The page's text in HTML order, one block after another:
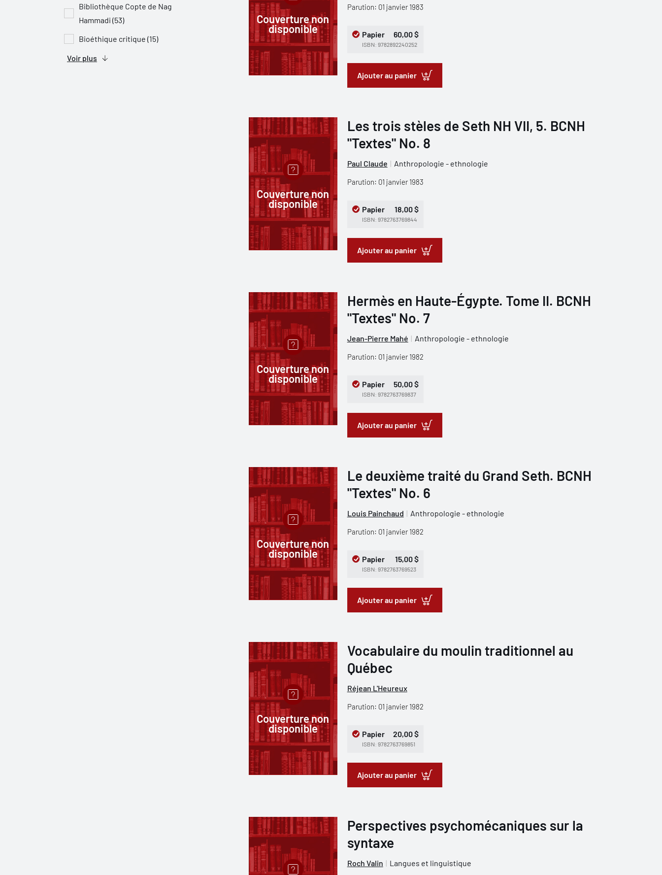
Bibliothèque Copte de Nag
Hammadi (53)
Bioéthique critique (15)
Voir plus
Couverture non
disponible
Parution: 01 janvier 1983
Papier 60,00 $
ISBN: 9782892240252
Ajouter au panier
Couverture non
disponible
Les trois stèles de Seth NH VII, 5. BCNH
"Textes" No. 8
Paul Claude Anthropologie - ethnologie
Parution: 01 janvier 1983
Papier 18,00 $
ISBN: 9782763769844
Ajouter au panier
Couverture non
disponible
Hermès en Haute-Égypte. Tome II. BCNH
"Textes" No. 7
Jean-Pierre Mahé Anthropologie - ethnologie
Parution: 01 janvier 1982
Papier 50,00 $
ISBN: 9782763769837
Ajouter au panier
Couverture non
disponible
Le deuxième traité du Grand Seth. BCNH
"Textes" No. 6
Louis Painchaud Anthropologie - ethnologie
Parution: 01 janvier 1982
Papier 15,00 $
ISBN: 9782763769523
Ajouter au panier
Couverture non
disponible
Vocabulaire du moulin traditionnel au
Québec
Réjean L'Heureux
Parution: 01 janvier 1982
Papier 20,00 $
ISBN: 9782763769851
Ajouter au panier
Perspectives psychomécaniques sur la
syntaxe
Roch Valin Langues et linguistique